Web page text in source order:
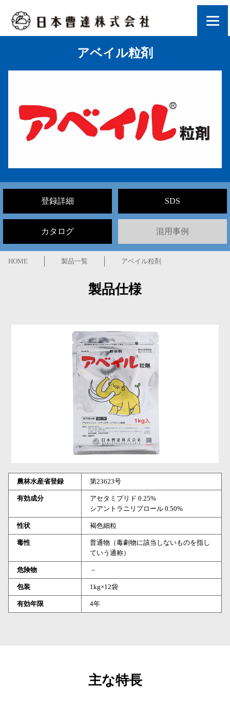
アベイル粒剤
登録詳細 SDS
カタログ 混用事例
HOME 製品一覧 アベイル粒剤
製品仕様
農林水産省登録 第23623号
有効成分
アセタミプリド 0.25%
シアントラニリプロール 0.50%
性状 褐色細粒
毒性
普通物（毒劇物に該当しないものを指し
ていう通称）
危険物 －
包装 1kg×12袋
有効年限 4年
主な特長